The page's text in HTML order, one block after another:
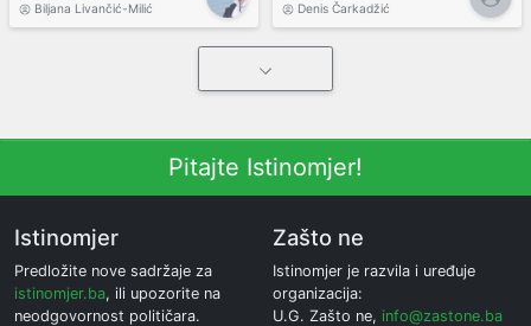
Biljana Livančić-Milić
Denis Čarkadžić
Pitajte Istinomjer!
Istinomjer
Predložite nove sadržaje za
istinomjer.ba, ili upozorite na
neodgovornost političara.
Zašto ne
Istinomjer je razvila i uređuje
organizacija:
U.G. Zašto ne, info@zastone.ba